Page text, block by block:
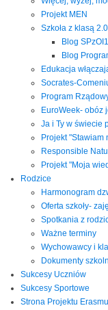
Projekt MEN
Szkoła z klasą 2.0
Blog
Blog
Edukacja
Socrates-
Program
EuroWeek- obóz
Ja i Ty w świecie
Projekt "Stawiam
Responsible
Projekt "Moja
Rodzice
Harmonogram
Oferta szkoły-
Spotkania z
Ważne terminy
Wychowawcy i
Dokumenty
Sukcesy Uczniów
Sukcesy Sportowe
Strona Projektu